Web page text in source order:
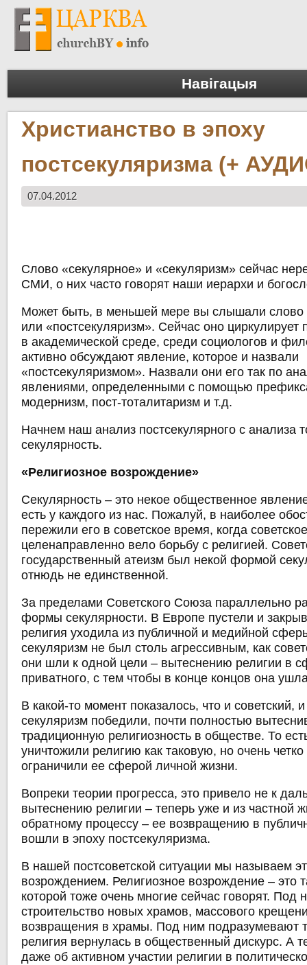
Навігацыя
Христианство в эпоху
постсекуляризма (+
07.04.2012
Слово «секулярное» и «секуляризм» сейчас
СМИ, о них часто говорят наши иерархи и
Может быть, в меньшей мере вы слышали слово
или «постсекуляризм». Сейчас оно
в академической среде, среди социологов и
активно обсуждают явление, которое и назвали
«постсекуляризмом». Назвали они его так по
явлениями, определенными с помощью
модернизм, пост-тоталитаризм и т.д.
Начнем наш анализ постсекулярного с анализа
секулярность.
«Религиозное возрождение»
Секулярность – это некое общественное
есть у каждого из нас. Пожалуй, в наиболее
пережили его в советское время, когда
целенаправленно вело борьбу с религией.
государственный атеизм был некой формой
отнюдь не единственной.
За пределами Советского Союза параллельно
формы секулярности. В Европе пустели и
религия уходила из публичной и медийной
секуляризм не был столь агрессивным, как
они шли к одной цели – вытеснению религии в
приватного, с тем чтобы в конце концов она
В какой-то момент показалось, что и советский,
секуляризм победили, почти полностью
традиционную религиозность в обществе. То
уничтожили религию как таковую, но очень четко
ограничили ее сферой личной жизни.
Вопреки теории прогресса, это привело не к
вытеснению религии – теперь уже и из частной
обратному процессу – ее возвращению в
вошли в эпоху постсекуляризма.
В нашей постсоветской ситуации мы называем
возрождением. Религиозное возрождение – это
которой тоже очень многие сейчас говорят. Под
строительство новых храмов, массового
возвращения в храмы. Под ним подразумевают
религия вернулась в общественный дискурс. А
даже об активном участии религии в